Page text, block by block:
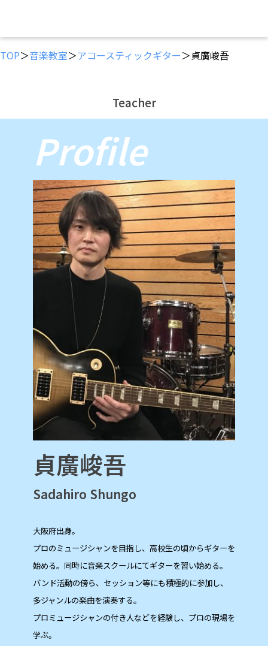
TOP＞音楽教室＞アコースティックギター＞貞廣峻吾
Teacher
Profile
貞廣峻吾
Sadahiro Shungo
大阪府出身。
プロのミュージシャンを目指し、高校生の頃からギターを
始める。 同時に音楽スクールにてギターを習い始める。
バンド活動の傍ら、セッション等にも積極的に参加し、
多ジャンルの楽曲を演奏する。
プロミュージシャンの付き人などを経験し、プロの現場を
学ぶ。